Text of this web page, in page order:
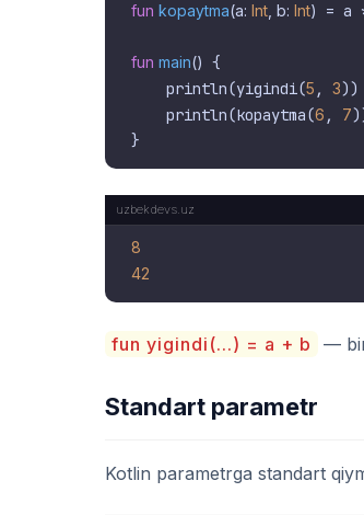
fun kopaytma(a: Int , b: Int) =
fun main() {
    println(yigindi(
5 , 3))
    println(kopaytma(
6 , 7
8
42
fun yigindi(...) = a + b — bir
Standart parametr
Kotlin parametrga standart